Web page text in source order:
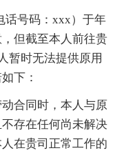
话号码：xxx）于年
但截至本人前往贵
暂时无法提供原用
下：
合同时，本人与原
存在任何尚未解决
在贵司正常工作的